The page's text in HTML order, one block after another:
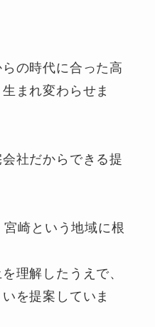
の時代に合った高
まれ変わらせま
社だからできる提
崎という地域に根
理解したうえで、
を提案していま